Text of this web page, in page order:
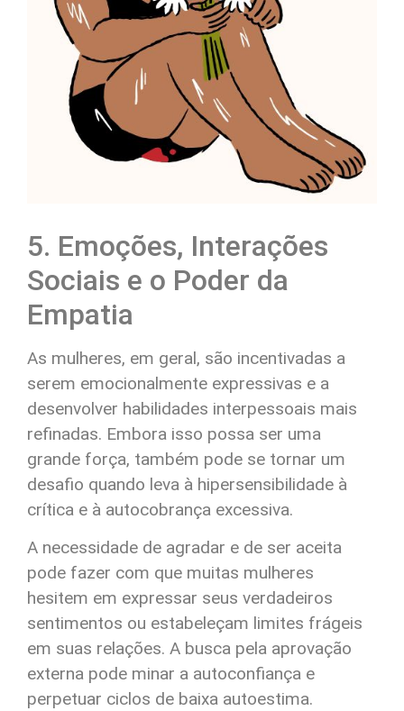
5. Emoções, Interações
Sociais e o Poder da
Empatia
As mulheres, em geral, são incentivadas a
serem emocionalmente expressivas e a
desenvolver habilidades interpessoais mais
refinadas. Embora isso possa ser uma
grande força, também pode se tornar um
desafio quando leva à hipersensibilidade à
crítica e à autocobrança excessiva.
A necessidade de agradar e de ser aceita
pode fazer com que muitas mulheres
hesitem em expressar seus verdadeiros
sentimentos ou estabeleçam limites frágeis
em suas relações. A busca pela aprovação
externa pode minar a autoconfiança e
perpetuar ciclos de baixa autoestima.